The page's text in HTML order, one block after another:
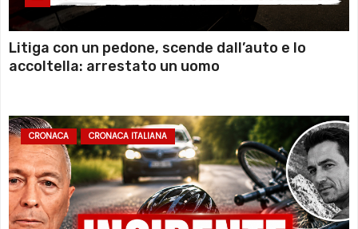
Litiga con un pedone, scende dall’auto e lo
accoltella: arrestato un uomo
CRONACA CRONACA ITALIANA